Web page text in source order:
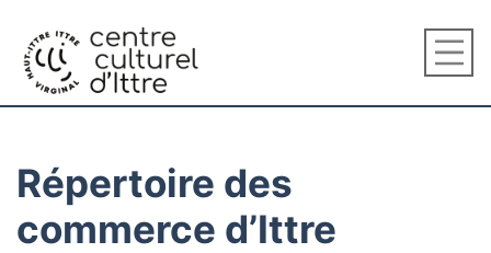
Répertoire des
commerce d’Ittre